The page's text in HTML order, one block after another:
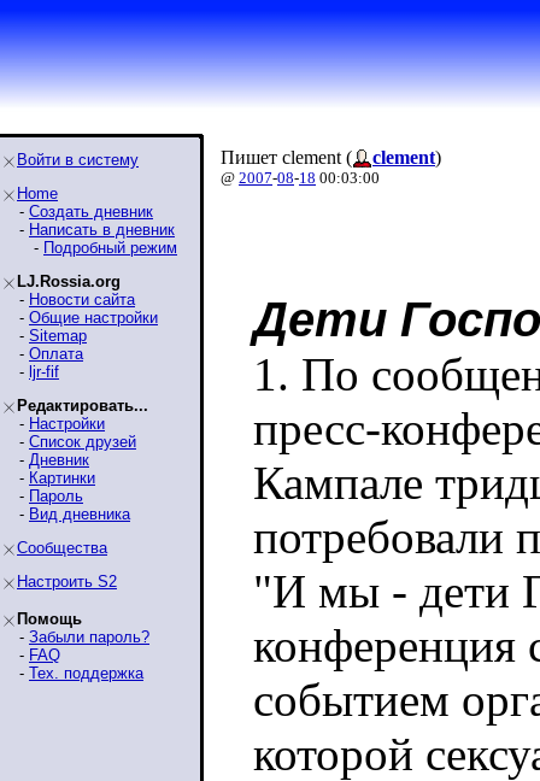
Войти в систему
Home
- Создать дневник
- Написать в дневник
- Подробный режим
LJ.Rossia.org
- Новости сайта
- Общие настройки
- Sitemap
- Оплата
- ljr-fif
Редактировать...
- Настройки
- Список друзей
- Дневник
- Картинки
- Пароль
- Вид дневника
Сообщества
Настроить S2
Помощь
- Забыли пароль?
- FAQ
- Тех. поддержка
Пишет clement ( clement)
@ 2007-08-18 00:03:00
Дети
1. По
пресс-
Кампале
потребовали
"И мы - дети
конференция
событием
которой